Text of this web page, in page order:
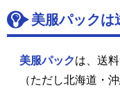
美服パック
美服パックは、送
（ただし北海道・沖